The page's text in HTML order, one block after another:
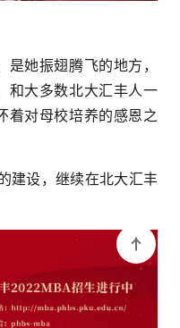
她振翅腾飞的地方，
和大多数北大汇丰人一
着对母校培养的感恩之
建设，继续在北大汇丰